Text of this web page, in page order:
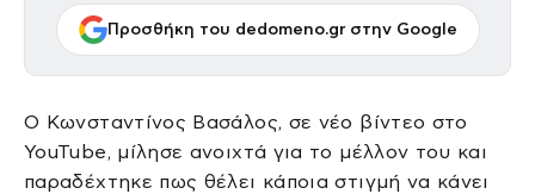
Προσθήκη του dedomeno.gr στην Google
Ο Κωνσταντίνος Βασάλος, σε νέο βίντεο στο
YouTube, μίλησε ανοιχτά για το μέλλον του και
παραδέχτηκε πως θέλει κάποια στιγμή να κάνει